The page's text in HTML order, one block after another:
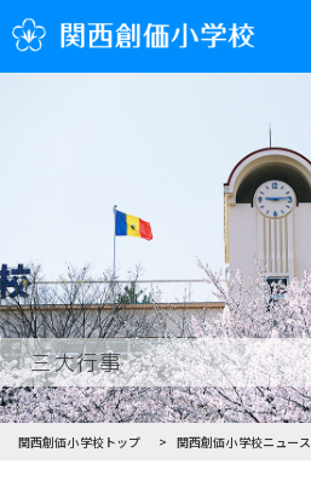
三大行事
関西創価小学校トップ 関西創価小学校ニュース